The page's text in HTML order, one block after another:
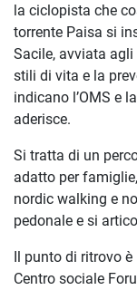
la ciclopista che
torrente Paisa si
Sacile, avviata
stili di vita e la
indicano l’OMS e
aderisce.
Si tratta di un
adatto per
nordic walking e
pedonale e si
Il punto di ritrovo
Centro sociale